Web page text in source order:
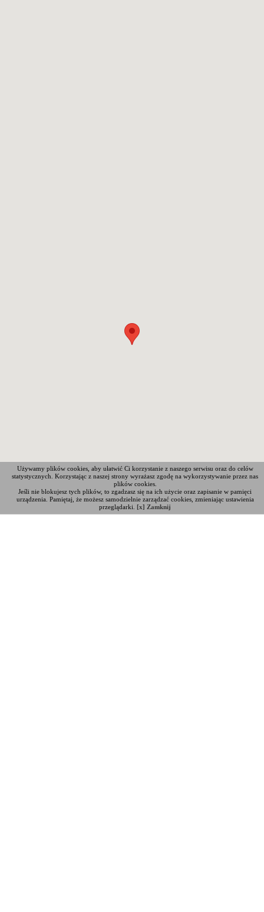
Używamy plików cookies, aby ułatwić Ci korzystanie z naszego serwisu oraz do celów
statystycznych. Korzystając z naszej strony wyrażasz zgodę na wykorzystywanie przez nas
plików cookies.
Jeśli nie blokujesz tych plików, to zgadzasz się na ich użycie oraz zapisanie w pamięci
urządzenia. Pamiętaj, że możesz samodzielnie zarządzać cookies, zmieniając ustawienia
przeglądarki. [x] Zamknij